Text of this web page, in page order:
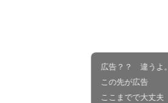
広告？？ 違うよ。
この先が広告
ここまでで大丈夫